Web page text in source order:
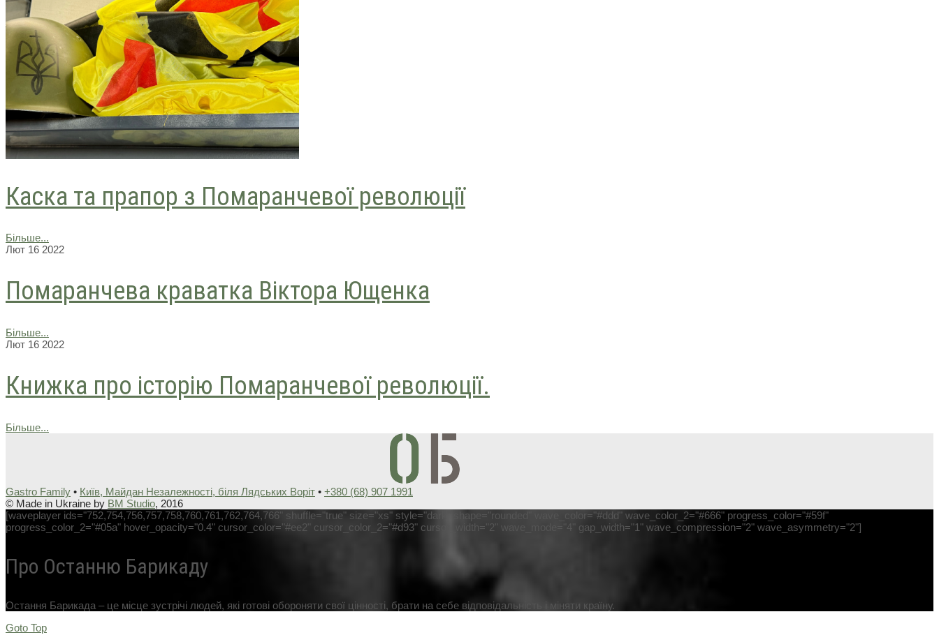
Каска та прапор з Помаранчевої революції
Більше...
Лют 16 2022
Помаранчева краватка Віктора Ющенка
Більше...
Лют 16 2022
Книжка про історію Помаранчевої революції.
Більше...
Gastro Family • Київ, Майдан Незалежності, біля Лядських Воріт • +380 (68) 907 1991
© Made in Ukraine by BM Studio, 2016
[waveplayer ids="752,754,756,757,758,760,761,762,764,766" shuffle="true" size="xs" style="dark" shape="rounded" wave_color="#ddd" wave_color_2="#666" progress_color="#59f"
progress_color_2="#05a" hover_opacity="0.4" cursor_color="#ee2" cursor_color_2="#d93" cursor_width="2" wave_mode="4" gap_width="1" wave_compression="2" wave_asymmetry="2"]
Про Останню Барикаду
Остання Барикада – це місце зустрічі людей, які готові обороняти свої цінності, брати на себе відповідальність і міняти країну.
Goto Top